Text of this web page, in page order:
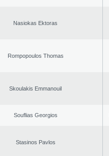
Nasiokas Ektoras
Rompopoulos Thomas
Skoulakis Emmanouil
Souflias Georgios
Stasinos Pavlos